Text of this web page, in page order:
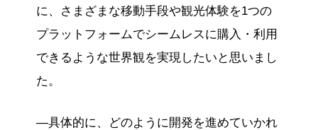
に、さまざまな移動手段や観光体験を1つの
プラットフォームでシームレスに購入・利用
できるような世界観を実現したいと思いまし
た。
—具体的に、どのように開発を進めていかれ